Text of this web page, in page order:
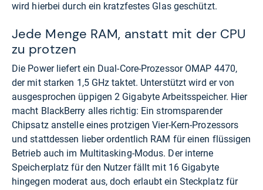
wird hierbei durch ein kratzfestes Glas geschützt.
Jede Menge RAM, anstatt mit der CPU
zu protzen
Die Power liefert ein Dual-Core-Prozessor OMAP 4470,
der mit starken 1,5 GHz taktet. Unterstützt wird er von
ausgesprochen üppigen 2 Gigabyte Arbeitsspeicher. Hier
macht BlackBerry alles richtig: Ein stromsparender
Chipsatz anstelle eines protzigen Vier-Kern-Prozessors
und stattdessen lieber ordentlich RAM für einen flüssigen
Betrieb auch im Multitasking-Modus. Der interne
Speicherplatz für den Nutzer fällt mit 16 Gigabyte
hingegen moderat aus, doch erlaubt ein Steckplatz für